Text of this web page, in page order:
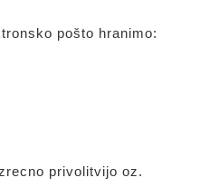
pošto hranimo:
privolitvijo oz.